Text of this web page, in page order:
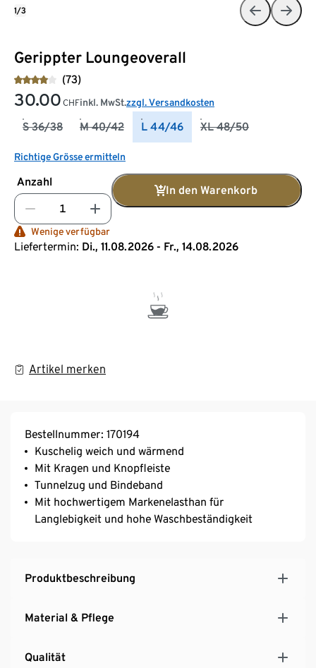
Gerippter Loungeoverall
(73)
30.00 CHFinkl. MwSt.zzgl. Versandkosten
S 36/38 M 40/42 L 44/46 XL 48/50
Richtige Grösse ermitteln
Anzahl
In den Warenkorb
Wenige verfügbar
Liefertermin: Di., 11.08.2026 - Fr., 14.08.2026
Artikel merken
1/3
Bestellnummer: 170194
Kuschelig weich und wärmend
Mit Kragen und Knopfleiste
Tunnelzug und Bindeband
Mit hochwertigem Markenelasthan für
Langlebigkeit und hohe Waschbeständigkeit
Produktbeschreibung
Material & Pflege
Qualität